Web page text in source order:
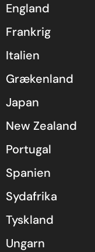
England
Frankrig
Italien
Grækenland
Japan
New Zealand
Portugal
Spanien
Sydafrika
Tyskland
Ungarn